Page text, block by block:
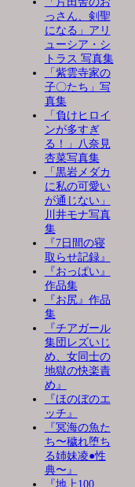
っさん、剣聖
になる」アリ
ューシア・シ
トラス 写真集
「紫雲寺家の
子〇たち」写
真集
「負けヒロイ
ンが多すぎ
る！」八奈見
杏菜写真集
「黒岩メダカ
に私の可愛い
が通じない」
川井モナ写真
集
『7日間の寝
取らせ記録』
『おっぱい』
作品集
『お尻』作品
集
『チアガール
集団レズいじ
め、女同士の
地獄の快楽責
め』
『ほのぼのエ
ッチ』
『冥海の魚た
ち〜穢れ堕ち
る姉妹凌●性
典〜』
『地上100